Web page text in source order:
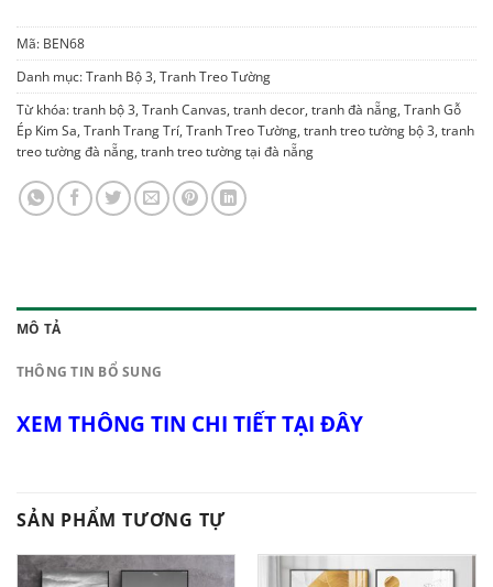
Mã: BEN68
Danh mục:Tranh Bộ 3, Tranh Treo Tường
Từ khóa:tranh bộ 3, Tranh Canvas, tranh decor, tranh đà nẵng, Tranh Gỗ
Ép Kim Sa, Tranh Trang Trí, Tranh Treo Tường, tranh treo tường bộ 3, tranh
treo tường đà nẵng, tranh treo tường tại đà nẵng
MÔ TẢ
THÔNG TIN BỔ SUNG
XEM THÔNG TIN CHI TIẾT TẠI ĐÂY
SẢN PHẨM TƯƠNG TỰ